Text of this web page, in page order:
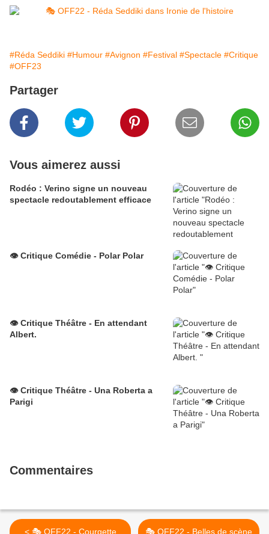
#Réda Seddiki #Humour #Avignon #Festival #Spectacle #Critique
#OFF23
Partager
Vous aimerez aussi
Rodéo : Verino signe un nouveau
spectacle redoutablement efficace
👁️ Critique Comédie - Polar Polar
👁️ Critique Théâtre - En attendant
Albert.
👁️ Critique Théâtre - Una Roberta a
Parigi
Commentaires
< 🎭 OFF22 - Courgette
🎭 OFF22 - Belles de scène